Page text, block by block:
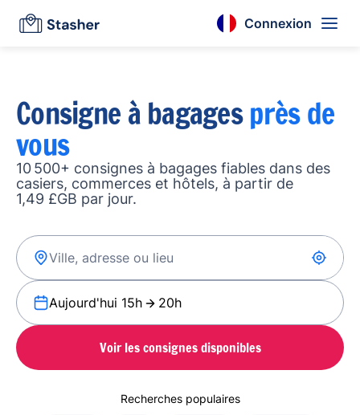
Connexion
Consigne à bagagesprès de
vous
10 500+ consignes à bagages fiables dans des
casiers, commerces et hôtels, à partir de
1,49 £GB par jour.
Aujourd'hui 15h 20h
Voir les consignes disponibles
Recherches populaires